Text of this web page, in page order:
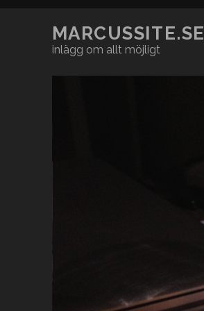
MARCUSSITE.SE
inlägg om allt möjligt